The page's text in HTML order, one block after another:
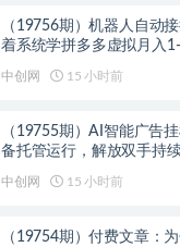
（19756期）机器人自动
着系统学拼多多虚拟月入
中创网 15 小时前
（19755期）AI智能广告
备托管运行，解放双手持
中创网 15 小时前
（19754期）付费文章：